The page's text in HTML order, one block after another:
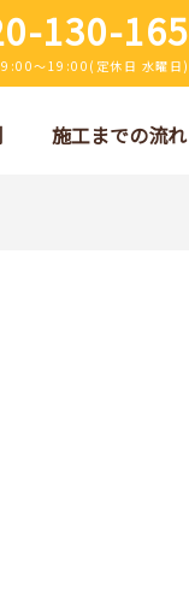
130-165
9:00～19:00(定休日 水曜日)
施工までの流